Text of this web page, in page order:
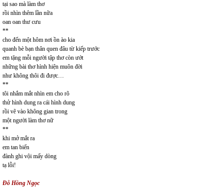
tại sao mà làm thơ
rồi nhìn thêm lần nữa
oan oan thư cưu
**
cho đến một hôm nơi ồn ào kia
quanh bè bạn thân quen đâu từ kiếp trước
em tặng mỗi người tập thơ còn ướt
những bài thơ hình hiện muôn đời
như không thôi đi được…
**
tôi nhắm mắt nhìn em cho rõ
thử hình dung ra cái hình dung
rồi vẽ vào không gian trong
một người làm thơ nữ
**
khi mở mắt ra
em tan biến
đành ghi vội mấy dòng
tạ lỗi!
Đỗ Hồng Ngọc